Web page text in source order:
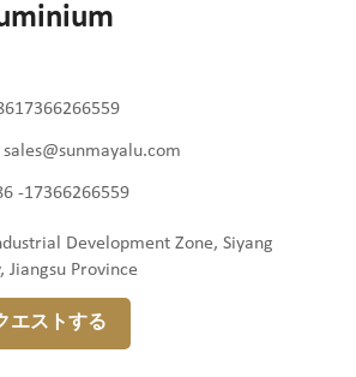
sales@sunmayalu.com
-17366266559
Development Zone, Siyang
Jiangsu Province
エストする